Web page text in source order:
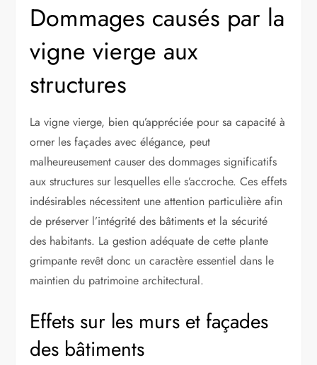
Dommages causés par la
vigne vierge aux
structures
La vigne vierge, bien qu’appréciée pour sa capacité à
orner les façades avec élégance, peut
malheureusement causer des dommages significatifs
aux structures sur lesquelles elle s’accroche. Ces effets
indésirables nécessitent une attention particulière afin
de préserver l’intégrité des bâtiments et la sécurité
des habitants. La gestion adéquate de cette plante
grimpante revêt donc un caractère essentiel dans le
maintien du patrimoine architectural.
Effets sur les murs et façades
des bâtiments